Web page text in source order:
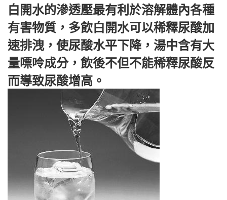
白開水的滲透壓最有利於溶解體內各種
有害物質，多飲白開水可以稀釋尿酸加
速排洩，使尿酸水平下降，湯中含有大
量嘌呤成分，飲後不但不能稀釋尿酸反
而導致尿酸增高。